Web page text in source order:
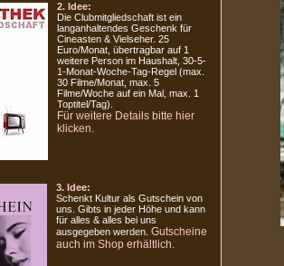
2. Idee:
Die Clubmitgliedschaft ist ein
langanhaltendes Geschenk für
Cineasten & Vielseher. 25
Euro/Monat, übertragbar auf 1
weitere Person im Haushalt, 30-5-
1-Monat-Woche-Tag-Regel (max.
30 Filme/Monat, max. 5
Filme/Woche auf ein Mal, max. 1
Toptitel/Tag).
Für weitere Details bitte hier
klicken.
3. Idee:
Schenkt Kultur als Gutschein von
uns. Gibts in jeder Höhe und kann
für alles & alles bei uns
ausgegeben werden. Gutscheine
auch im Shop erhältlich.